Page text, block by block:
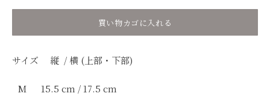
買い物カゴに入れる
サイズ 縦 / 横 (上部・下部)
M 15.5 cm / 17.5 cm